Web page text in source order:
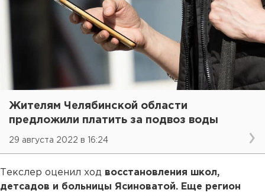
Жителям Челябинской области
предложили платить за подвоз воды
29 августа 2022 в 16:24
Текслер оценил ход восстановления школ,
детсадов и больницы Ясиноватой. Еще регион